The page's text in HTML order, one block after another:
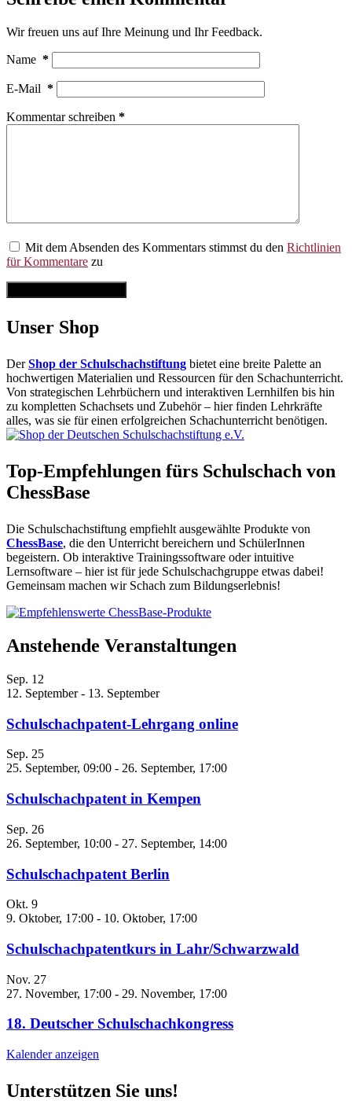
Wir freuen uns auf Ihre Meinung und Ihr Feedback.
Name *
E-Mail *
Kommentar schreiben *
Mit dem Absenden des Kommentars stimmst du den Richtlinien
für Kommentare zu
Unser Shop
DerShop der Schulschachstiftung bietet eine breite Palette an
hochwertigen Materialien und Ressourcen für den Schachunterricht.
Von strategischen Lehrbüchern und interaktiven Lernhilfen bis hin
zu kompletten Schachsets und Zubehör – hier finden Lehrkräfte
alles, was sie für einen erfolgreichen Schachunterricht benötigen.
Top-Empfehlungen fürs Schulschach von
ChessBase
Die Schulschachstiftung empfiehlt ausgewählte Produkte von
ChessBase, die den Unterricht bereichern und SchülerInnen
begeistern. Ob interaktive Trainingssoftware oder intuitive
Lernsoftware – hier ist für jede Schulschachgruppe etwas dabei!
Gemeinsam machen wir Schach zum Bildungserlebnis!
Anstehende Veranstaltungen
Sep. 12
12. September- 13. September
Schulschachpatent-Lehrgang online
Sep. 25
25. September, 09:00 - 26. September, 17:00
Schulschachpatent in Kempen
Sep. 26
26. September, 10:00 - 27. September, 14:00
Schulschachpatent Berlin
Okt. 9
9. Oktober, 17:00 - 10. Oktober, 17:00
Schulschachpatentkurs in Lahr/Schwarzwald
Nov. 27
27. November, 17:00 - 29. November, 17:00
18. Deutscher Schulschachkongress
Kalender anzeigen
Unterstützen Sie uns!